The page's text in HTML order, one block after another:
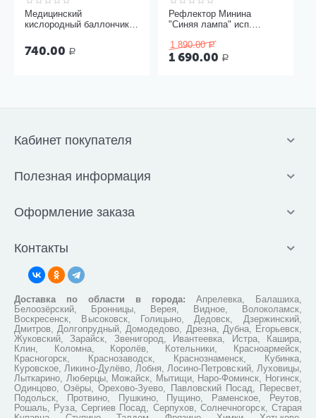
Медицинский
кислородный баллончик
литров с мягкой маской
740.00 Р
Рефлектор Минина
"Синяя лампа" исп.
1 890.00 Р
1 690.00 Р
Кабинет покупателя
Полезная информация
Оформление заказа
Контакты
Доставка по области в города: Апрелевка, Балашиха,
Белоозёрский, Бронницы, Верея, Видное, Волоколамск,
Воскресенск, Высоковск, Голицыно, Дедовск, Дзержинский,
Дмитров, Долгопрудный, Домодедово, Дрезна, Дубна, Егорьевск,
Жуковский, Зарайск, Звенигород, Ивантеевка, Истра, Кашира,
Клин, Коломна, Королёв, Котельники, Красноармейск,
Красногорск, Краснозаводск, Краснознаменск, Кубинка,
Куровское, Ликино-Дулёво, Лобня, Лосино-Петровский, Луховицы,
Лыткарино, Люберцы, Можайск, Мытищи, Наро-Фоминск, Ногинск,
Одинцово, Озёры, Орехово-Зуево, Павловский Посад, Пересвет,
Подольск, Протвино, Пушкино, Пущино, Раменское, Реутов,
Рошаль, Руза, Сергиев Посад, Серпухов, Солнечногорск, Старая